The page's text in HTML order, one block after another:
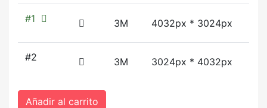
#1 3M 4032px * 3024px
#2 3M 3024px * 4032px
Añadir al carrito